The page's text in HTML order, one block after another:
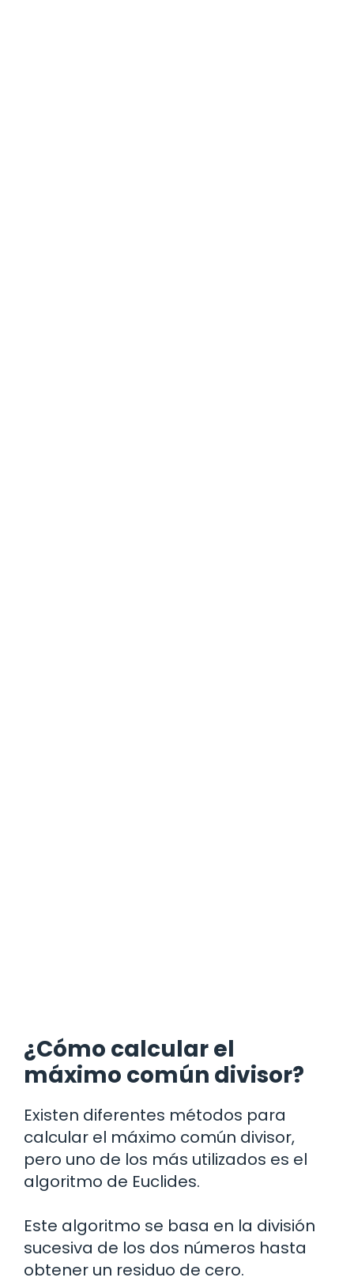
¿Cómo calcular el
máximo común divisor?
Existen diferentes métodos para
calcular el máximo común divisor,
pero uno de los más utilizados es el
algoritmo de Euclides.
Este algoritmo se basa en la división
sucesiva de los dos números hasta
obtener un residuo de cero.